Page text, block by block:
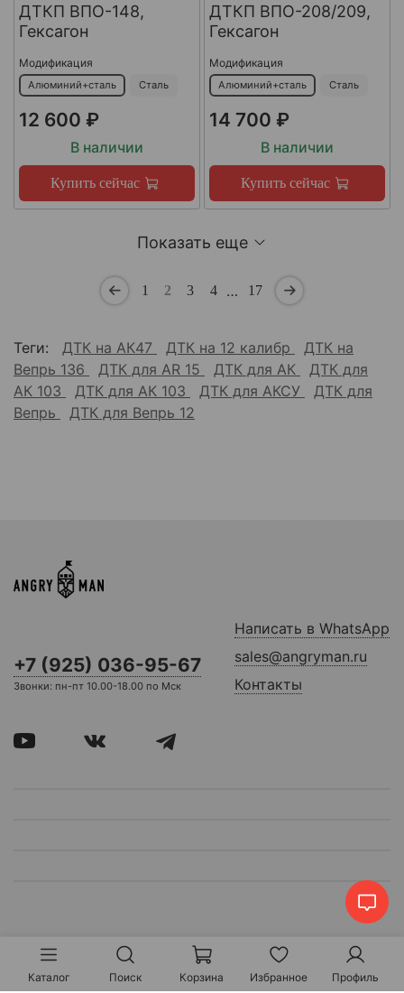
ДТКП ВПО-148,
Гексагон
Модификация
Алюминий+сталь Сталь
12 600 ₽
В наличии
Купить сейчас
ДТКП ВПО-208/209,
Гексагон
Модификация
Алюминий+сталь Сталь
14 700 ₽
В наличии
Купить сейчас
Показать еще
1 2 3 4 … 17
Теги: ДТК на АК47 ДТК на 12 калибр
ДТК на
Вепрь 136
ДТК для AR 15 ДТК для АК
ДТК для
АК 103
ДТК для АК 103 ДТК для АКСУ
ДТК для
Вепрь
ДТК для Вепрь 12
+7 (925) 036-95-67
Звонки: пн-пт 10.00-18.00 по Мск
Написать в WhatsApp
sales@angryman.ru
Контакты
Каталог Поиск Корзина Избранное Профиль